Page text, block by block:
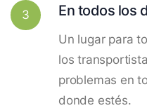
3 En todos los
Un lugar para
los
problemas en
donde estés.